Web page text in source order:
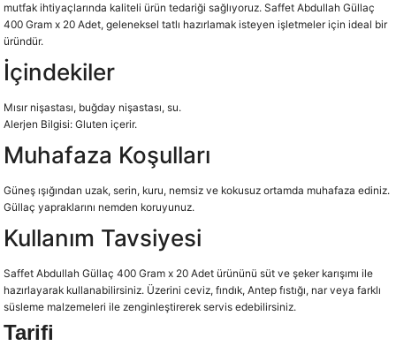
mutfak ihtiyaçlarında kaliteli ürün tedariği sağlıyoruz. Saffet Abdullah Güllaç
400 Gram x 20 Adet, geleneksel tatlı hazırlamak isteyen işletmeler için ideal bir
üründür.
İçindekiler
Mısır nişastası, buğday nişastası, su.
Alerjen Bilgisi: Gluten içerir.
Muhafaza Koşulları
Güneş ışığından uzak, serin, kuru, nemsiz ve kokusuz ortamda muhafaza ediniz.
Güllaç yapraklarını nemden koruyunuz.
Kullanım Tavsiyesi
Saffet Abdullah Güllaç 400 Gram x 20 Adet ürününü süt ve şeker karışımı ile
hazırlayarak kullanabilirsiniz. Üzerini ceviz, fındık, Antep fıstığı, nar veya farklı
süsleme malzemeleri ile zenginleştirerek servis edebilirsiniz.
Tarifi